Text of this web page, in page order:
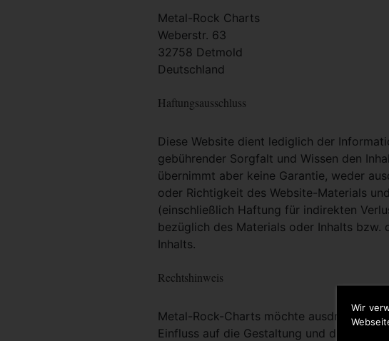
Wir
Metal-Rock Charts
Weberstr. 63
32758 Detmold
Deutschland
Haftungsausschluss
Diese Website dient lediglich der
gebührender Sorgfalt und Wissen den
übernimmt aber keine Garantie, weder
oder Richtigkeit des Website-Materials
(einschließlich Haftung für indirekten
bezüglich des Materials oder Inhalts bzw.
Inhalts.
Rechtshinweis
Metal-Rock-Charts möchte ausdrücklich
Einfluss auf die Gestaltung und die